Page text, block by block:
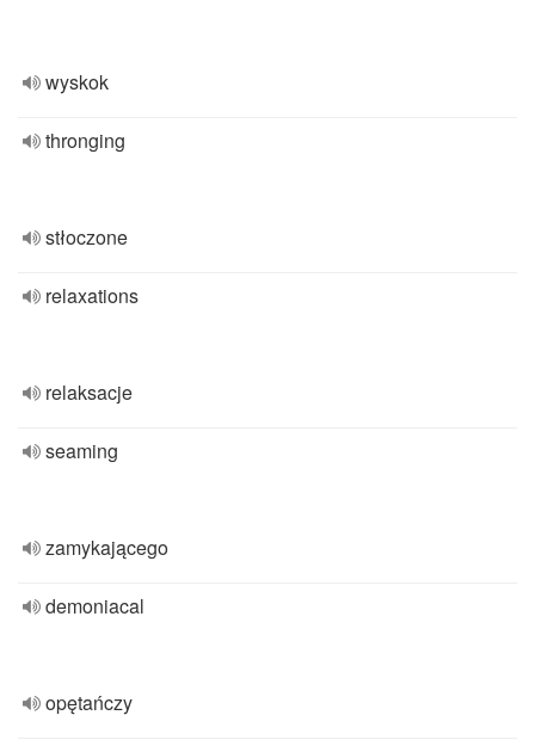
wyskok
thronging
stłoczone
relaxations
relaksacje
seaming
zamykającego
demoniacal
opętańczy